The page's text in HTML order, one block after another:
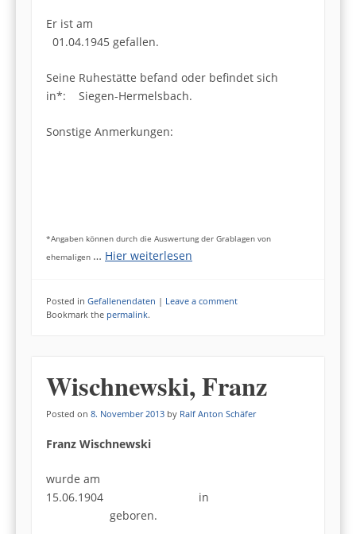
Er ist am
01.04.1945 gefallen.
Seine Ruhestätte befand oder befindet sich
in*: Siegen-Hermelsbach.
Sonstige Anmerkungen:
*Angaben können durch die Auswertung der Grablagen von
ehemaligen … Hier weiterlesen
Posted in Gefallenendaten | Leave a comment
Bookmark the permalink.
Wischnewski, Franz
Posted on 8. November 2013 by Ralf Anton Schäfer
Franz Wischnewski
wurde am
15.06.1904 in
geboren.